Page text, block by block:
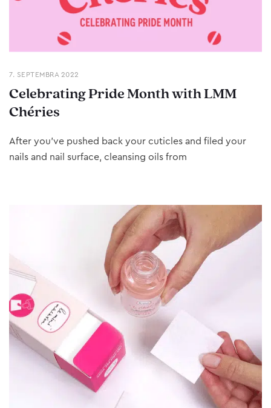
7. SEPTEMBRA 2022
Celebrating Pride Month with LMM
Chéries
After you’ve pushed back your cuticles and filed your
nails and nail surface, cleansing oils from